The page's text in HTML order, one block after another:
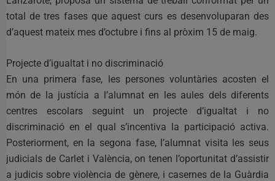
total de tres fases que aquest curs es desenvoluparan des
d’aquest mateix mes d’octubre i fins al pròxim 15 de maig.
Projecte d’igualtat i no discriminació
En una primera fase, les persones voluntàries acosten el
món de la justícia a l’alumnat en les aules dels diferents
centres escolars seguint un projecte d’igualtat i no
discriminació en el qual s’incentiva la participació activa.
Posteriorment, en la segona fase, l’alumnat visita les seus
judicials de Carlet i València, on tenen l’oportunitat d’assistir
a judicis sobre violència de gènere, i casernes de la Guàrdia